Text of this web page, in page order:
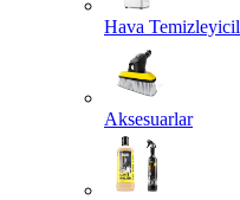
Hava
Aksesuarlar